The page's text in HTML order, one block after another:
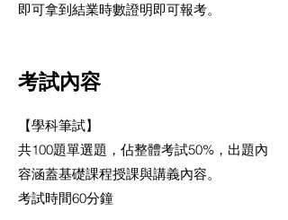
即可拿到結業時數證明即可報考。
考試內容
【學科筆試】
共100題單選題，佔整體考試50%，出題內
容涵蓋基礎課程授課與講義內容。
考試時間60分鐘